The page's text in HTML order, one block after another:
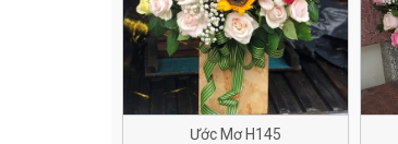
Ước Mơ H145